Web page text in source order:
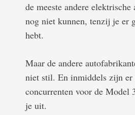
de meeste andere
nog niet kunnen, tenzij je er
hebt.
Maar de andere
niet stil. En inmiddels zijn er
concurrenten voor de
je uit.